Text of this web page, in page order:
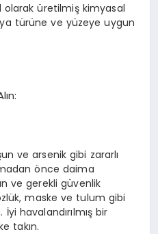
olarak üretilmiş kimyasal
türüne ve yüzeye uygun
ve arsenik gibi zararlı
önce daima
ve gerekli güvenlik
maske ve tulum gibi
havalandırılmış bir
takın.